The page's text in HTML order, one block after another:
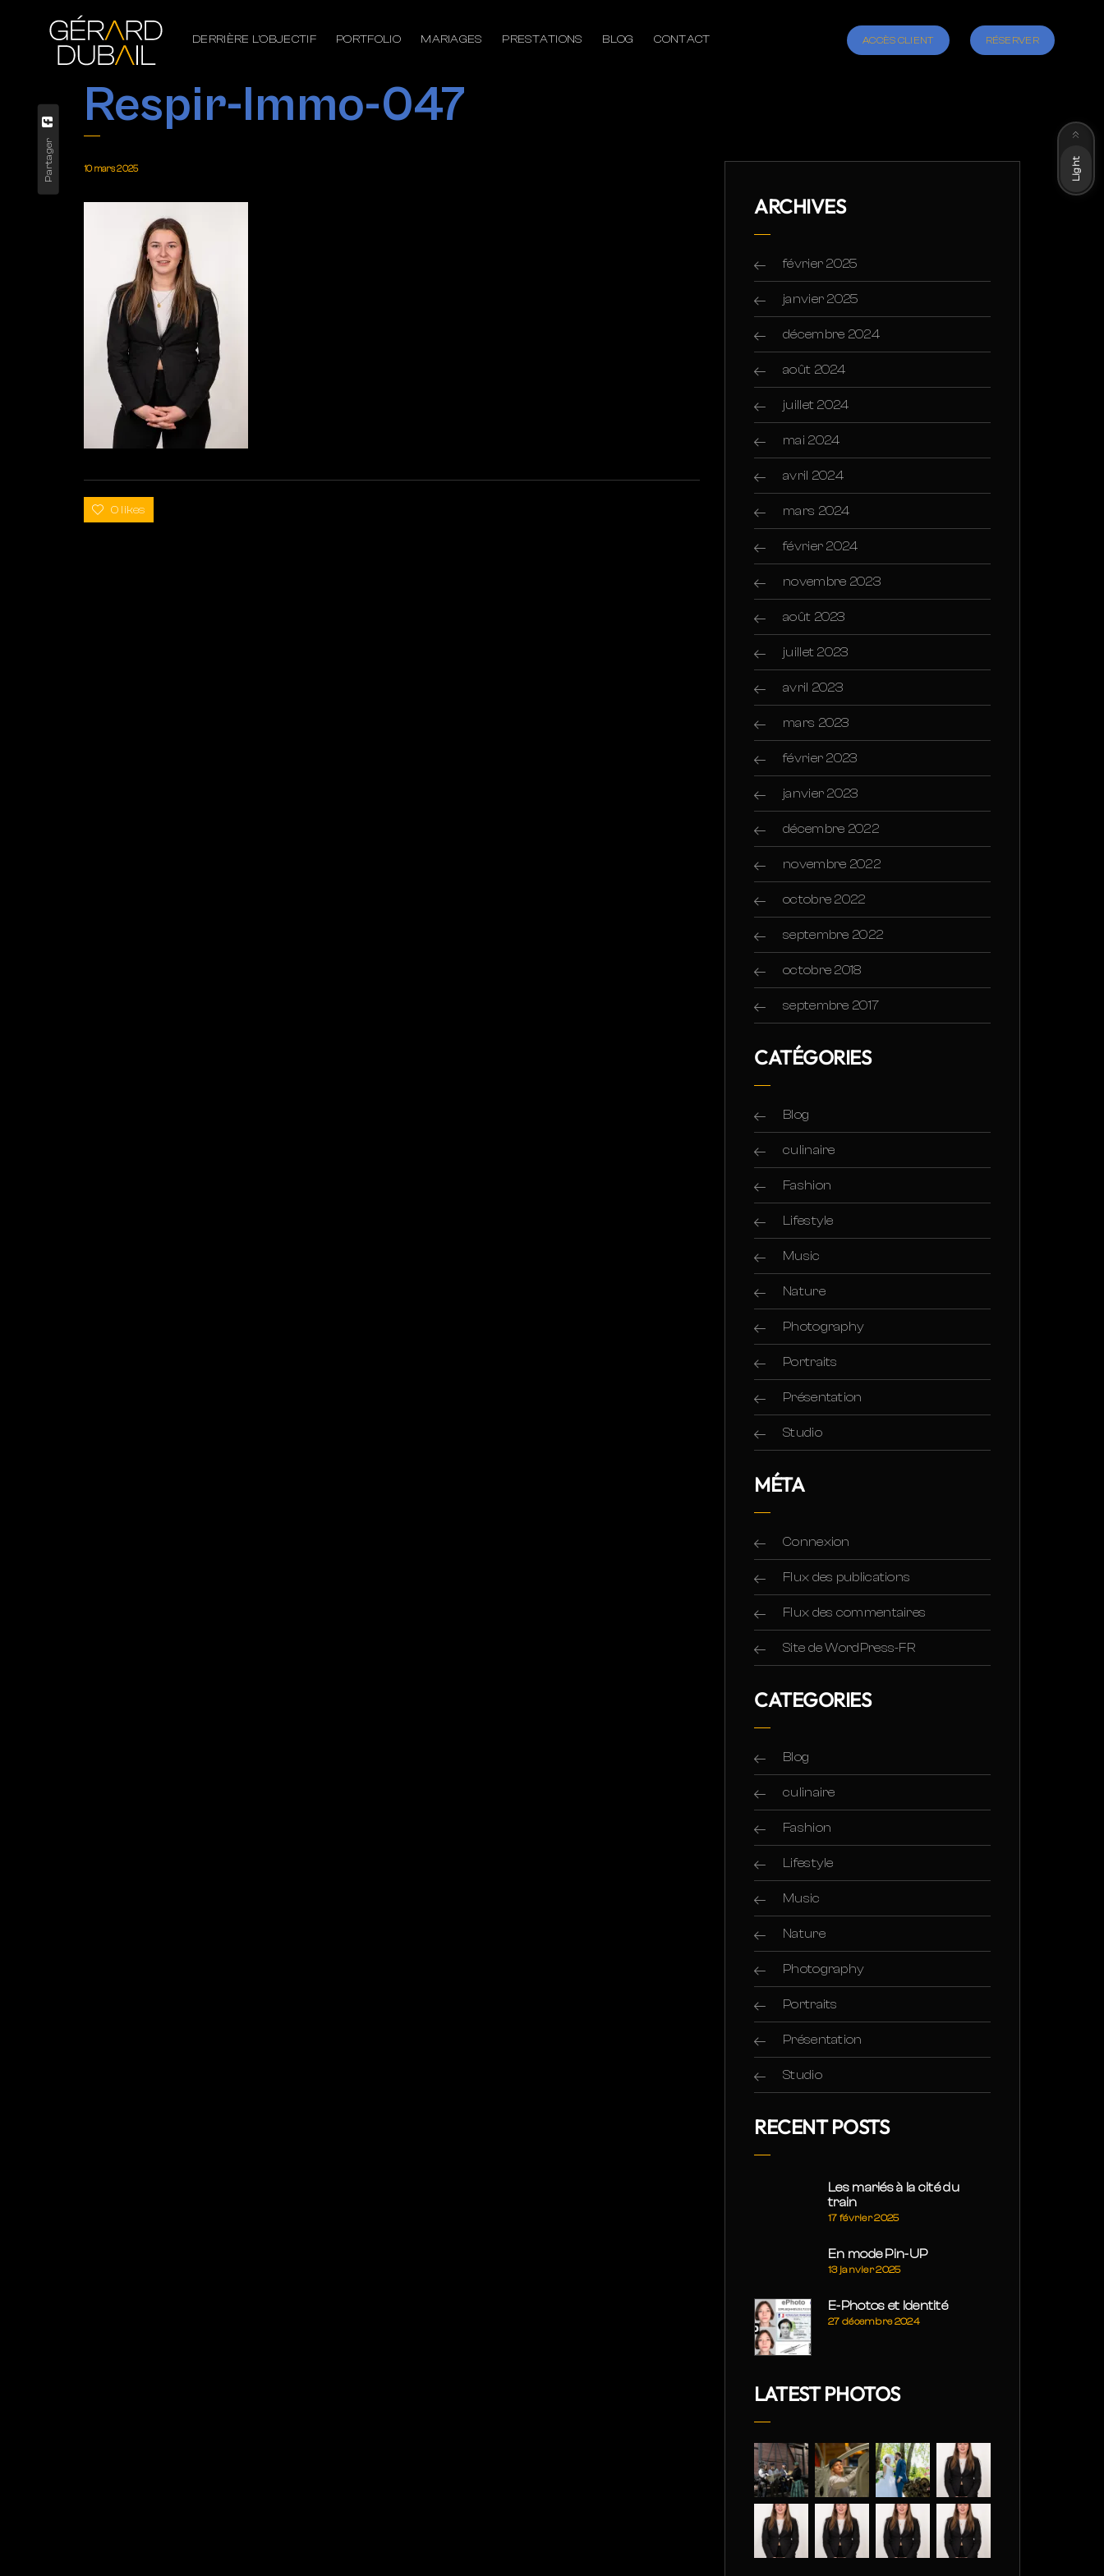
DERRIÈRE L’OBJECTIF PORTFOLIO MARIAGES PRESTATIONS BLOG CONTACT ACCÈS CLIENT RÉSERVER
Respir-Immo-047
Partager 10 mars 2025
0 likes
ARCHIVES
février 2025
janvier 2025
décembre 2024
août 2024
juillet 2024
mai 2024
avril 2024
mars 2024
février 2024
novembre 2023
août 2023
juillet 2023
avril 2023
mars 2023
février 2023
janvier 2023
décembre 2022
novembre 2022
octobre 2022
septembre 2022
octobre 2018
septembre 2017
CATÉGORIES
Blog
culinaire
Fashion
Lifestyle
Music
Nature
Photography
Portraits
Présentation
Studio
MÉTA
Connexion
Flux des publications
Flux des commentaires
Site de WordPress-FR
CATEGORIES
Blog
culinaire
Fashion
Lifestyle
Music
Nature
Photography
Portraits
Présentation
Studio
RECENT POSTS
Les mariés à la cité du
train
17 février 2025
En mode Pin-UP
13 janvier 2025
E-Photos et Identité
27 décembre 2024
LATEST PHOTOS
Light
Dark